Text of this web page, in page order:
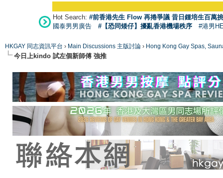
Hot Search: #前香港先生 Flow 再捲爭議 昔日鍾培生百萬
國泰男男廣告
#【恐同矮仔】擾亂香港機場秩序 #港男
HKGAY 同志資訊平台 › Main Discussions 主版討論 › Hong Kong Gay Spas,
今日上kindo 試左個新師傅 強推